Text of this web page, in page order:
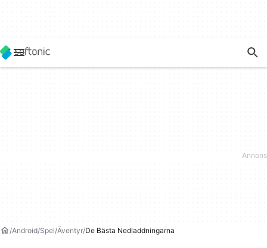
Android Spel Äventyr De Bästa Nedladdningarna